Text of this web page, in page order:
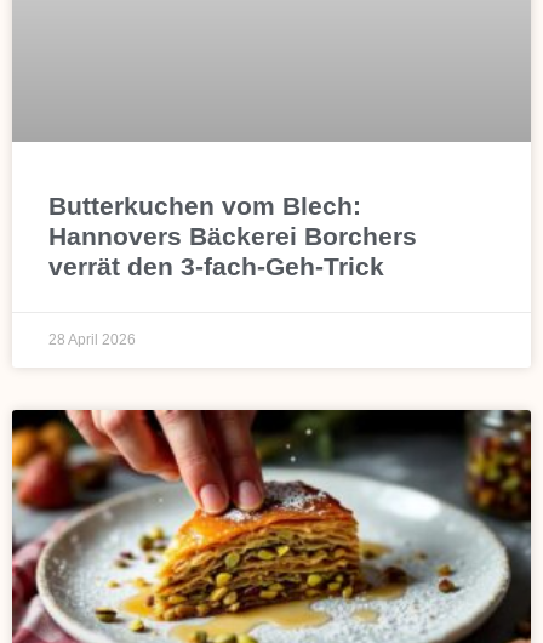
Butterkuchen vom Blech:
Hannovers Bäckerei Borchers
verrät den 3-fach-Geh-Trick
28 April 2026